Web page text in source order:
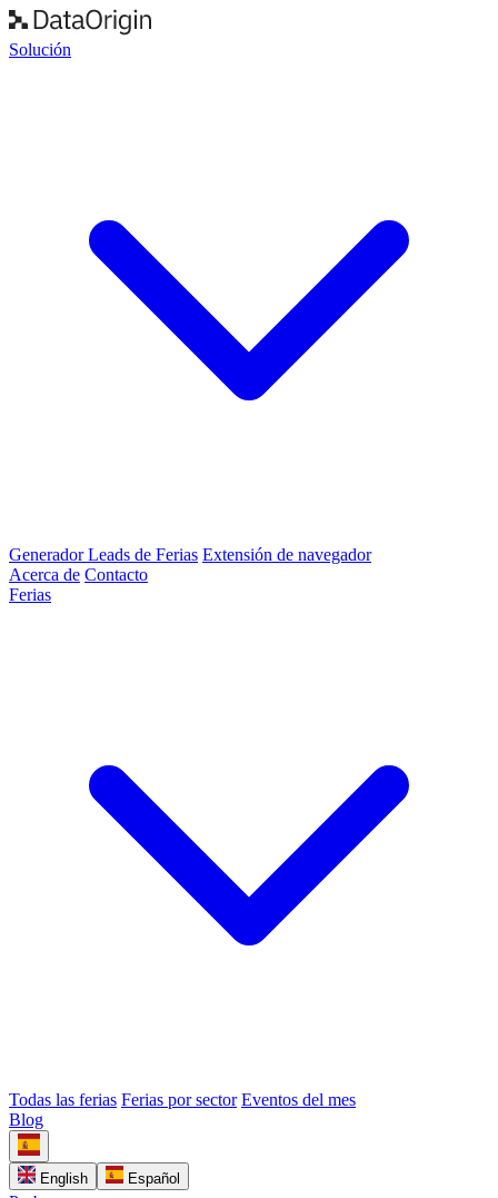
Solución
Generador Leads de Ferias Extensión de navegador
Acerca de Contacto
Ferias
Todas las ferias Ferias por sector Eventos del mes
Blog
English Español